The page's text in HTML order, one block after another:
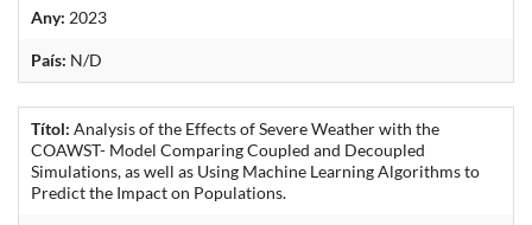
Any: 2023
País: N/D
Títol: Analysis of the Effects of Severe Weather with the
COAWST- Model Comparing Coupled and Decoupled
Simulations, as well as Using Machine Learning Algorithms to
Predict the Impact on Populations.